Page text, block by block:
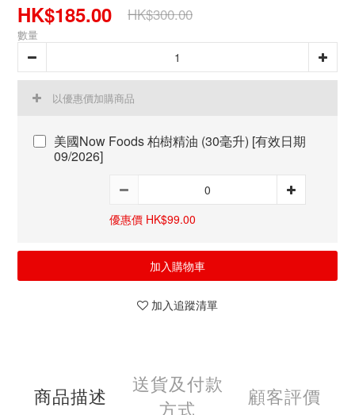
HK$185.00 HK$300.00
數量
以優惠價加購商品
美國Now Foods 柏樹精油 (30毫升) [有效日期
09/2026]
優惠價 HK$99.00
加入購物車
加入追蹤清單
商品描述
送貨及付款
方式
顧客評價